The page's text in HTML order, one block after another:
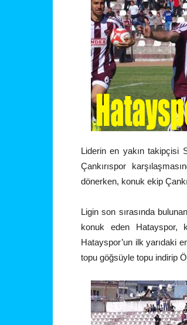
Liderin en yakın takipçisi
Çankırıspor
dönerken, konuk ekip
Ligin son sırasında
konuk eden Hatayspor,
Hatayspor’un ilk yarıdaki
topu göğsüyle topu indirip